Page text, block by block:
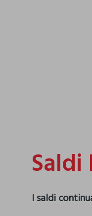
Saldi
I saldi